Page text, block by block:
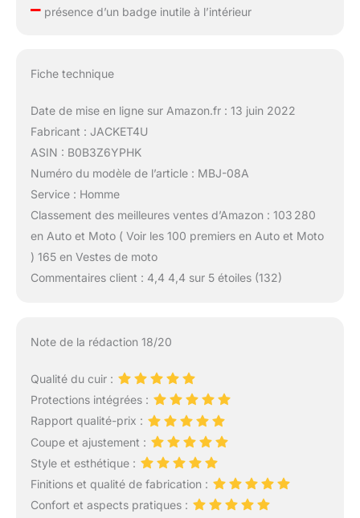
–présence d’un badge inutile à l’intérieur
Fiche technique
Date de mise en ligne sur Amazon.fr : 13 juin 2022
Fabricant : JACKET4U
ASIN : B0B3Z6YPHK
Numéro du modèle de l’article : MBJ-08A
Service : Homme
Classement des meilleures ventes d’Amazon : 103 280
en Auto et Moto ( Voir les 100 premiers en Auto et Moto
) 165 en Vestes de moto
Commentaires client : 4,4 4,4 sur 5 étoiles (132)
Note de la rédaction 18/20
Qualité du cuir :
Protections intégrées :
Rapport qualité-prix :
Coupe et ajustement :
Style et esthétique :
Finitions et qualité de fabrication :
Confort et aspects pratiques :